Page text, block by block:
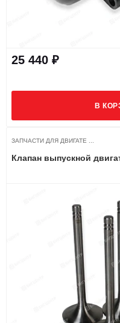
25 440 ₽
В
ЗАПЧАСТИ ДЛЯ ДВИГАТЕ ...
Клапан выпускной